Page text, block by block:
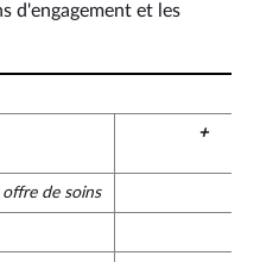
d'engagement et les
+
de soins